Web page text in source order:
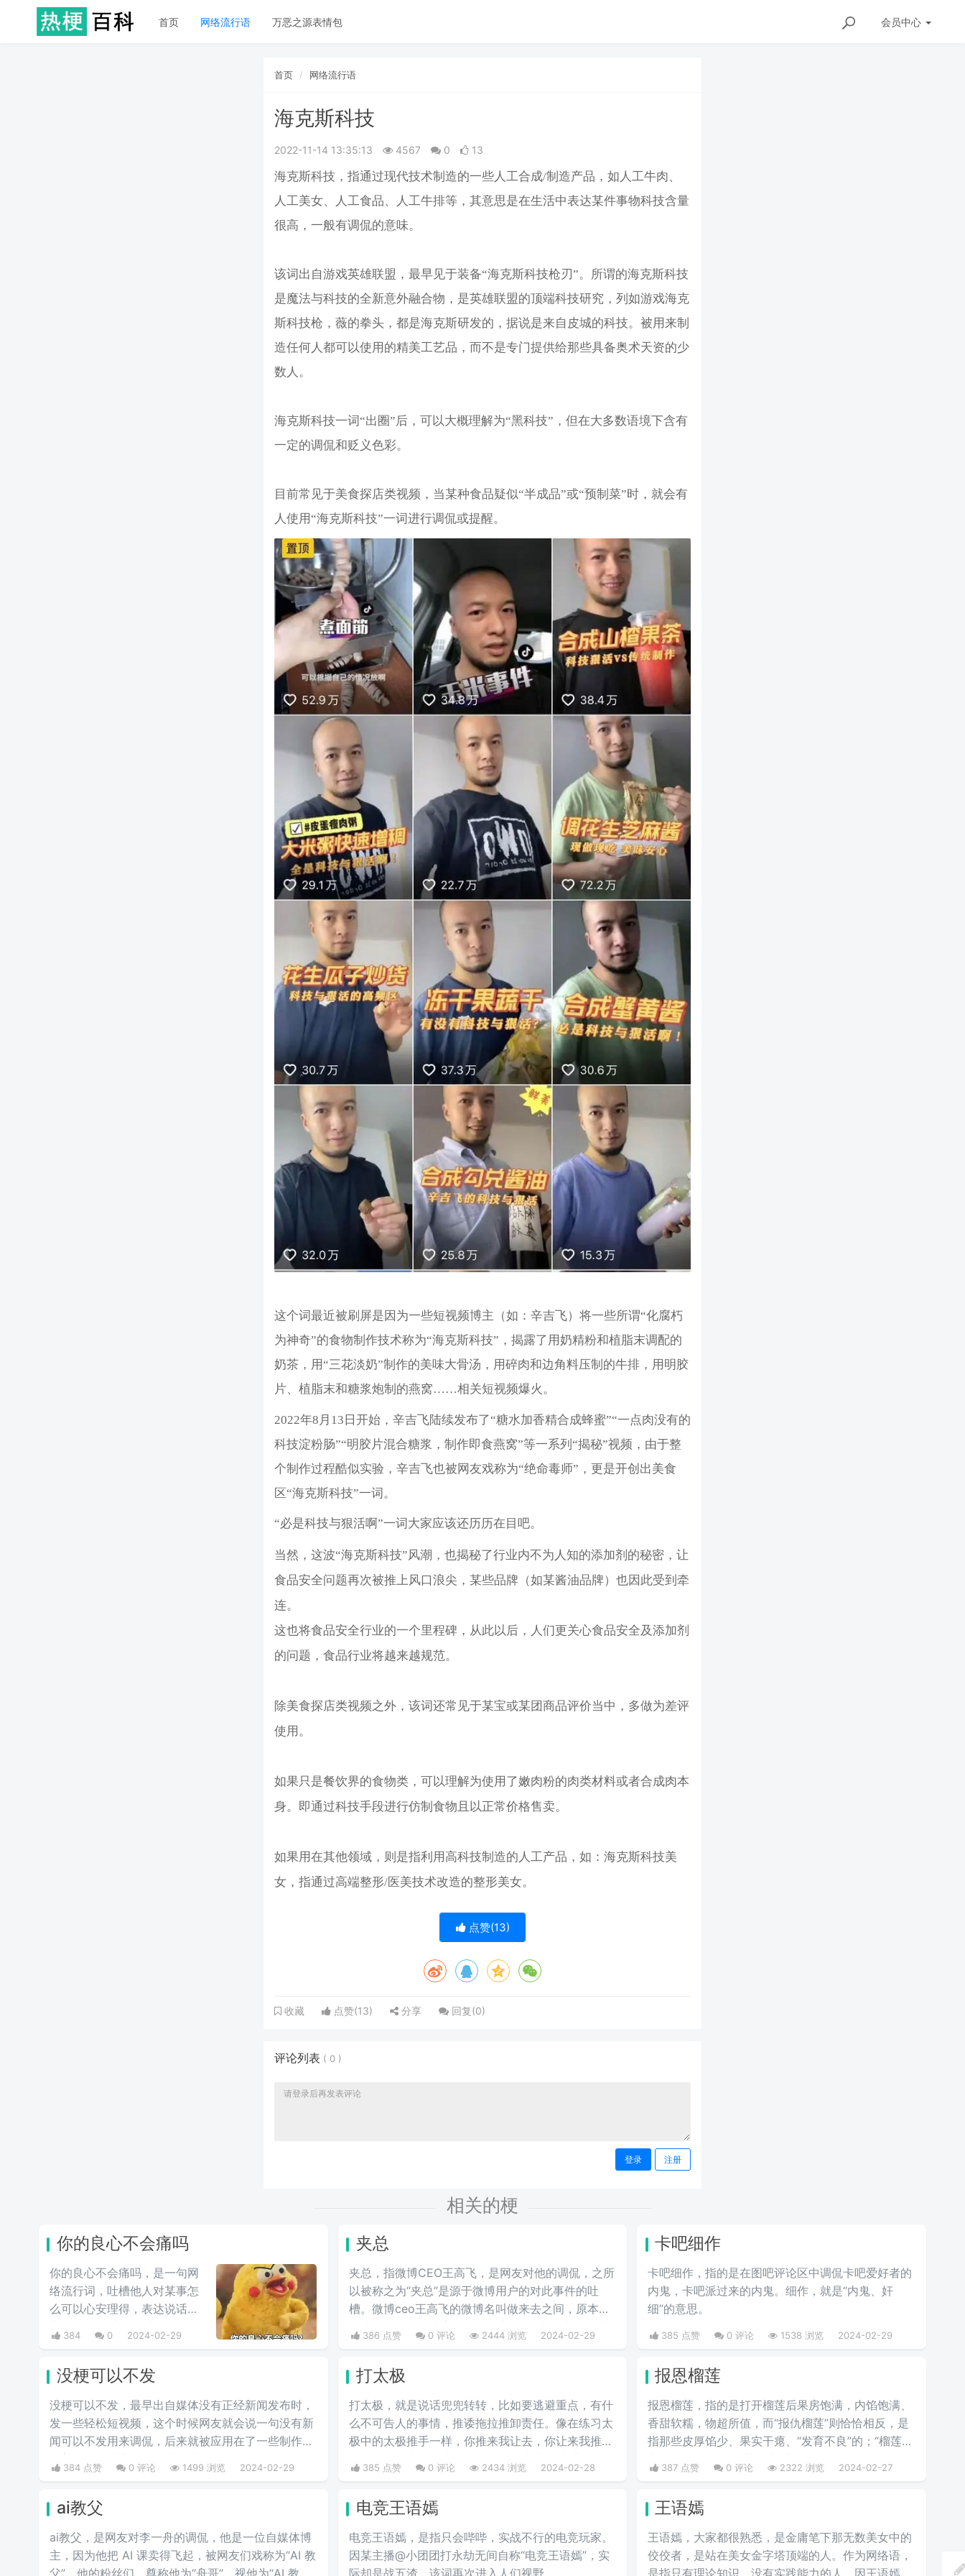
首页 网络流行语 万恶之源表情包 会员中心
首页 网络流行语
海克斯科技
2022-11-14 13:35:13 4567 0 13
海克斯科技，指通过现代技术制造的一些人工合成/制造产品，如人工牛肉、
人工美女、人工食品、人工牛排等，其意思是在生活中表达某件事物科技含量
很高，一般有调侃的意味。
该词出自游戏英雄联盟，最早见于装备“海克斯科技枪刃”。所谓的海克斯科技
是魔法与科技的全新意外融合物，是英雄联盟的顶端科技研究，列如游戏海克
斯科技枪，薇的拳头，都是海克斯研发的，据说是来自皮城的科技。被用来制
造任何人都可以使用的精美工艺品，而不是专门提供给那些具备奥术天资的少
数人。
海克斯科技一词“出圈”后，可以大概理解为“黑科技”，但在大多数语境下含有
一定的调侃和贬义色彩。
目前常见‌‌‌‌‌‌‌‌‌‌‌于美食探店类视频，当某种食品疑似“半成品”或“预制菜”时，就会有
人使用“海克斯科技”一词进行调侃或提醒。
这个词最近被刷屏是因为一些短视频博主（如：辛吉飞）将一些所谓“化腐朽
为神奇”的食物制作技术称为“海克斯科技”，揭露了用奶精粉和植脂末调配的
奶茶，用“三花淡奶”制作的美味大骨汤，用碎肉和边角料压制的牛排，用明胶
片、植脂末和糖浆炮制的燕窝……相关短视频爆火。
2022年8月13日开始，辛吉飞陆续发布了“糖水加香精合成蜂蜜”“一点肉没有的
科技淀粉肠”“明胶片混合糖浆，制作即食燕窝”等一系列“揭秘”视频，由于整
个制作过程酷似实验，辛吉飞也被网友戏称为“绝命毒师”，更是开创出美食
区“海克斯科技”一词。
“必是科技与狠活啊”一词大家应该还历历在目吧。
当然，这波“海克斯科技”风潮，也揭秘了行业内不为人知的添加剂的秘密，让
食品安全问题再次被推上风口浪尖，某些品牌（如某酱油品牌）也因此受到牵
连。
这也将食品安全行业的一个里程碑，从此以后，人们更关心食品安全及添加剂
的问题，食品行业将越来越规范。
除美食探店类视频之外，该词还常见于某宝或某团商品评价当中，多做为差评
使用。
如果只是餐饮界的食物类，可以理解为使用了嫩肉粉的肉类材料或者合成肉本
身。即通过科技手段进行仿制食物且以正常价格售卖。
如果用在其他领域，则是指利用高科技制造的人工产品，如：海克斯科技美
女，指通过高端整形/医美技术改造的整形美女。
点赞(13)
收藏 点赞(13) 分享 回复(0)
评论列表 ( 0 )
登录 注册
相关的梗
你的良心不会痛吗
你的良心不会痛吗，是一句网
络流行词，吐槽他人对某事怎
么可以心安理得，表达说话人
意思。网络上主要用于吐槽别
人不会内疚吗，来源于热图鹦
鹉兄弟表情包，火于知乎，该
词也被《咬文嚼字》评为2017
年度十大流行语之一，现在多
用于聊天中的表情包。
384 0 2024-02-29
夹总
夹总，指微博CEO王高飞，是网友对他的调侃，之所
以被称之为“夹总”是源于微博用户的对此事件的吐
槽。微博ceo王高飞的微博名叫做来去之间，原本是
把屏蔽敏感字的行为称为“夹”，所以来去之间喜提夹
386 点赞 0 评论 2444 浏览 2024-02-29
卡吧细作
卡吧细作，指的是在图吧评论区中调侃卡吧爱好者的
内鬼，卡吧派过来的内鬼。细作，就是“内鬼、奸
细”的意思。
385 点赞 0 评论 1538 浏览 2024-02-29
没梗可以不发
没梗可以不发，最早出自媒体没有正‌‌‌‌‌‌‌‌经新闻发布时，
发一些轻松短视频，这个时候网友就会说一句没有新
闻可以不发用来调侃，后来就被应用在了一些制作梗
多的是带有玩梗的意味。“解梗博主”的嘲讽发言，指
的新梗，只好发一些烂梗、破梗、旧梗来敷衍了事，
不被认可时，网友们就会评论一句“没梗可以不发”。
384 点赞 0 评论 1499 浏览 2024-02-29
打太极
打太极，就是说话兜兜转转，比如要逃避重点，有什
么不可告人的事情，推诿拖拉推卸责任。像在练习太
极中的太极推手一样，你推来我让去，你让来我推
糊不说实话。
385 点赞 0 评论 2434 浏览 2024-02-28
报恩榴莲
报恩榴莲，指的是打开榴莲后果房饱满，内馅饱满、
香甜软糯，物超所值，而“报仇榴莲”则恰恰相反，是
指那些皮厚馅少、果实干瘪、“发育不良”的；“榴莲刺
387 点赞 0 评论 2322 浏览 2024-02-27
ai教父
ai教父，是网友对李一舟的调侃，他是一位自媒体博
主，因为他把 AI 课卖得飞起，被网友们戏称为“AI 教
电竞王语嫣
电竞王语嫣，是指只会哔哔，实战不行的电竞玩家。
因某主播@小团团打永劫无间自称“电竞王语嫣”，实
王语嫣
王语嫣，大家都很熟悉，是金庸笔下那无数美女中的
佼佼者，是站在美女金字塔顶端的人。作为网络语，